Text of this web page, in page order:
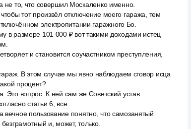
не то, что совершил Москаленко именно.
тот произвёл отключение моего гаража, тем
электропитании гаражного Бо.
в размере 101 000 ₽ вот такими доходами истец
и становится соучастником преступления,
В этом случае мы явно наблюдаем сговор исца
процент?
Это вопрос. К ней сам же Советский устав
статьи 6, все
пользование понятно, что самозанятый
и, может, только.